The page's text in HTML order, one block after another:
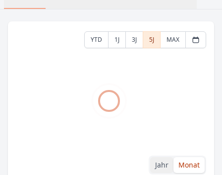
YTD 1J 3J 5J MAX
Jahr Monat